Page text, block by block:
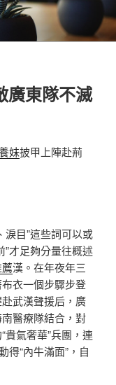
廣東隊不滅
妹披甲上陣赴荊
淚目”這些詞可以或
”才足夠分量往概述
漢。在年夜年三
衣一個步驟步登
武漢聲援后，廣
醫療隊結合，對
貴氣奢華”兵團，連
得“內牛滿面”，自